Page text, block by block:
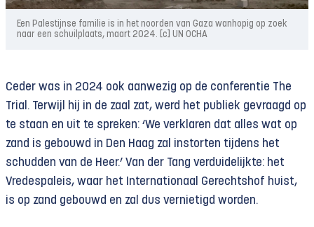
Een Palestijnse familie is in het noorden van Gaza wanhopig op zoek
naar een schuilplaats, maart 2024. [c] UN OCHA
Ceder was in 2024 ook aanwezig op de conferentie The
Trial. Terwijl hij in de zaal zat, werd het publiek gevraagd op
te staan en uit te spreken: ‘We verklaren dat alles wat op
zand is gebouwd in Den Haag zal instorten tijdens het
schudden van de Heer.’ Van der Tang verduidelijkte: het
Vredespaleis, waar het Internationaal Gerechtshof huist,
is op zand gebouwd en zal dus vernietigd worden.